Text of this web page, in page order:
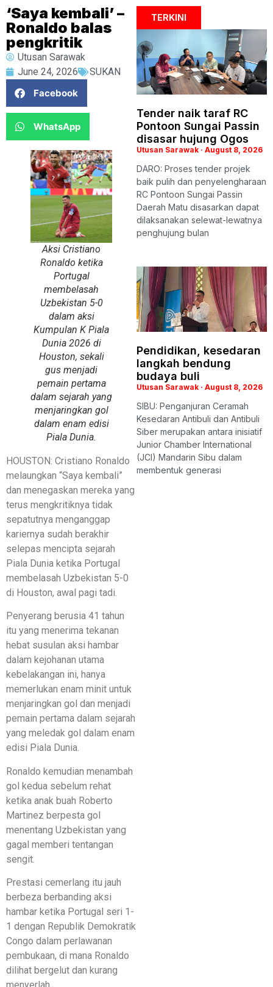
‘Saya kembali’ –
Ronaldo balas
pengkritik
Utusan Sarawak
June 24, 2026
SUKAN
Facebook
WhatsApp
Aksi Cristiano
Ronaldo ketika
Portugal
membelasah
Uzbekistan 5-0
dalam aksi
Kumpulan K Piala
Dunia 2026 di
Houston, sekali
gus menjadi
pemain pertama
dalam sejarah yang
menjaringkan gol
dalam enam edisi
Piala Dunia.
HOUSTON: Cristiano Ronaldo
melaungkan “Saya kembali”
dan menegaskan mereka yang
terus mengkritiknya tidak
sepatutnya menganggap
kariernya sudah berakhir
selepas mencipta sejarah
Piala Dunia ketika Portugal
membelasah Uzbekistan 5-0
di Houston, awal pagi tadi.
Penyerang berusia 41 tahun
itu yang menerima tekanan
hebat susulan aksi hambar
dalam kejohanan utama
kebelakangan ini, hanya
memerlukan enam minit untuk
menjaringkan gol dan menjadi
pemain pertama dalam sejarah
yang meledak gol dalam enam
edisi Piala Dunia.
Ronaldo kemudian menambah
gol kedua sebelum rehat
ketika anak buah Roberto
Martinez berpesta gol
menentang Uzbekistan yang
gagal memberi tentangan
sengit.
Prestasi cemerlang itu jauh
berbeza berbanding aksi
hambar ketika Portugal seri 1-
1 dengan Republik Demokratik
Congo dalam perlawanan
pembukaan, di mana Ronaldo
dilihat bergelut dan kurang
TERKINI
Tender naik taraf RC
Pontoon Sungai Passin
disasar hujung Ogos
Utusan Sarawak August 8, 2026
DARO: Proses tender projek
baik pulih dan penyelengharaan
RC Pontoon Sungai Passin
Daerah Matu disasarkan dapat
dilaksanakan selewat-lewatnya
penghujung bulan
Pendidikan, kesedaran
langkah bendung
budaya buli
Utusan Sarawak August 8, 2026
SIBU: Penganjuran Ceramah
Kesedaran Antibuli dan Antibuli
Siber merupakan antara inisiatif
Junior Chamber International
(JCI) Mandarin Sibu dalam
membentuk generasi